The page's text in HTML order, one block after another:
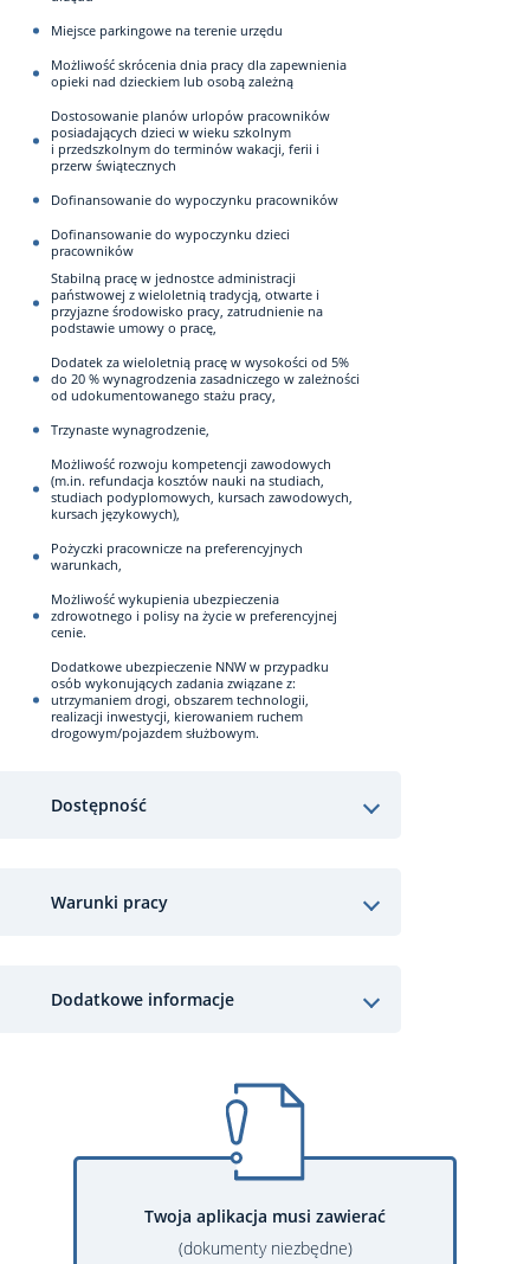
Miejsce parkingowe na terenie urzędu
Możliwość skrócenia dnia pracy dla zapewnienia
opieki nad dzieckiem lub osobą zależną
Dostosowanie planów urlopów pracowników
posiadających dzieci w wieku szkolnym
i przedszkolnym do terminów wakacji, ferii i
przerw świątecznych
Dofinansowanie do wypoczynku pracowników
Dofinansowanie do wypoczynku dzieci
pracowników
Stabilną pracę w jednostce administracji
państwowej z wieloletnią tradycją, otwarte i
przyjazne środowisko pracy, zatrudnienie na
podstawie umowy o pracę,
Dodatek za wieloletnią pracę w wysokości od 5%
do 20 % wynagrodzenia zasadniczego w zależności
od udokumentowanego stażu pracy,
Trzynaste wynagrodzenie,
Możliwość rozwoju kompetencji zawodowych
(m.in. refundacja kosztów nauki na studiach,
studiach podyplomowych, kursach zawodowych,
kursach językowych),
Pożyczki pracownicze na preferencyjnych
warunkach,
Możliwość wykupienia ubezpieczenia
zdrowotnego i polisy na życie w preferencyjnej
cenie.
Dodatkowe ubezpieczenie NNW w przypadku
osób wykonujących zadania związane z:
utrzymaniem drogi, obszarem technologii,
realizacji inwestycji, kierowaniem ruchem
drogowym/pojazdem służbowym.
Dostępność
Warunki pracy
Dodatkowe informacje
Twoja aplikacja musi zawierać
(dokumenty niezbędne)